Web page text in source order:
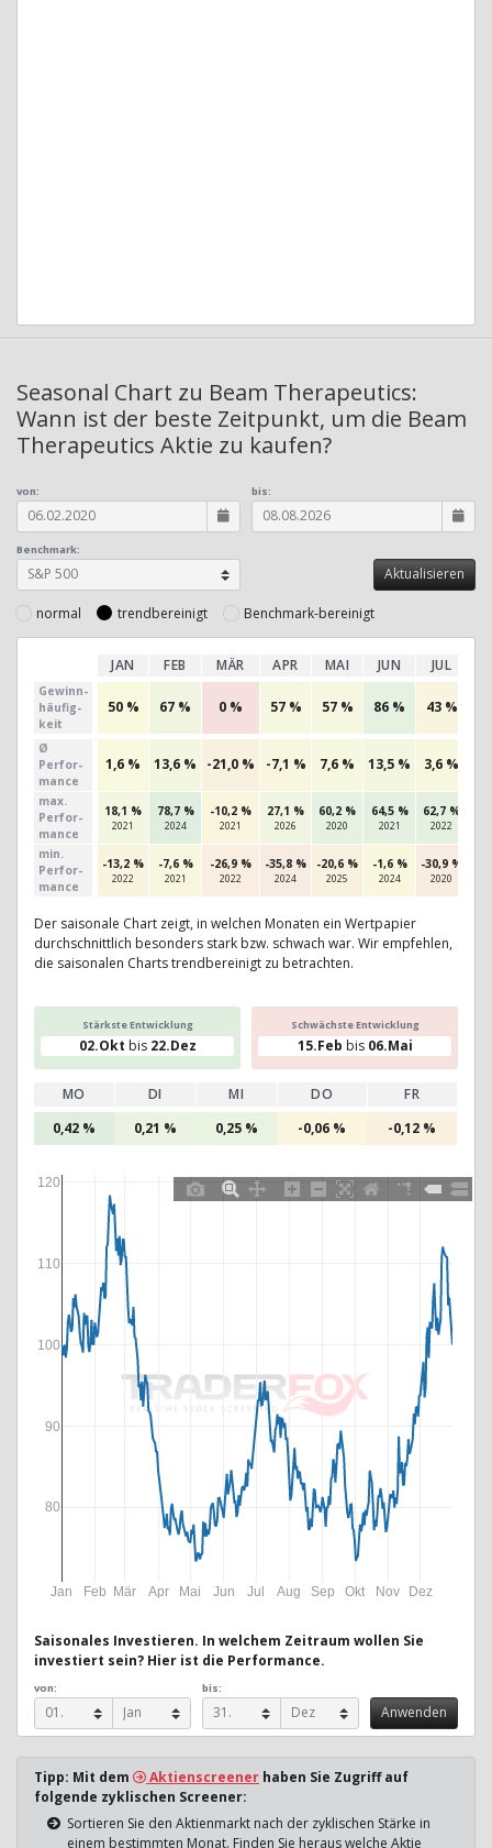
Seasonal Chart zu Beam Therapeutics:
Wann ist der beste Zeitpunkt, um die Beam
Therapeutics Aktie zu kaufen?
Benchmark:
von: bis:
normal trendbereinigt Benchmark-bereinigt
JAN FEB MÄR APR MAI JUN JUL
Gewinn­
häufig­
keit
50 % 67 % 0 % 57 % 57 % 86 % 43 %
Ø
Perfor­
mance
1,6 % 13,6 % -21,0 % -7,1 % 7,6 % 13,5 % 3,6 %
max.
Per­for­
mance
18,1 %
2021
78,7 %
2024
-10,2 %
2021
27,1 %
2026
60,2 %
2020
64,5 %
2021
62,7 %
2022
min.
Per­for­
mance
-13,2 %
2022
-7,6 %
2021
-26,9 %
2022
-35,8 %
2024
-20,6 %
2025
-1,6 %
2024
-30,9 %
2020
Der saisonale Chart zeigt, in welchen Monaten ein Wertpapier
durchschnittlich besonders stark bzw. schwach war. Wir empfehlen,
die saisonalen Charts trendbereinigt zu betrachten.
Jan Feb Mär Apr Mai Jun Jul Aug Sep Okt Nov Dez
80
90
100
110
120
Stärkste Entwicklung
02.Okt bis 22.Dez
Schwächste Entwicklung
15.Feb bis 06.Mai
MO DI MI DO
FR
0,42 %
0,21 % 0,25 % -0,06 % -0,12 %
Saisonales Investieren. In welchem Zeitraum wollen Sie
investiert sein? Hier ist die Performance.
von: bis:
Tipp: Mit dem Aktienscreener haben Sie Zugriff auf
folgende zyklischen Screener:
Sortieren Sie den Aktienmarkt nach der zyklischen Stärke in
einem bestimmten Monat. Finden Sie heraus welche Aktie